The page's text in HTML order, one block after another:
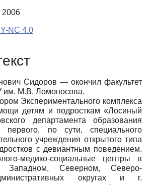
NC 4.0
Сидоров — окончил факультет
им. М.В. Ломоносова.
Экспериментального комплекса
детям и подросткам «Лосиный
департамента образования
по сути, специального
учреждения открытого типа
с девиантным поведением.
медико-социальные центры в
Западном, Северном, Северо-
округах и г.